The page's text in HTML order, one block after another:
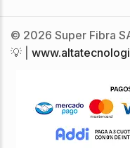
© 2026 Super Fibra
💡 |